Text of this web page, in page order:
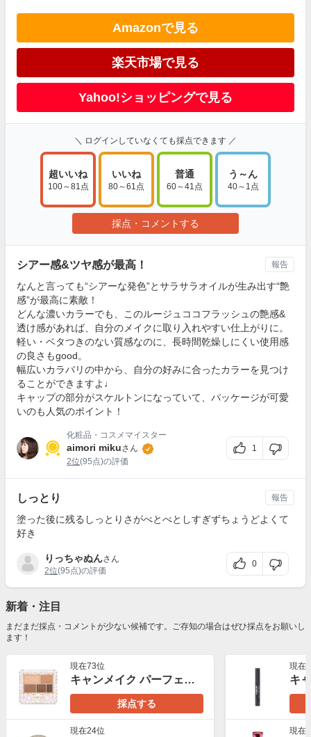
Amazonで見る
楽天市場で見る
Yahoo!ショッピングで見る
＼ ログインしていなくても採点できます ／
超いいね
100～81点
いいね
80～61点
普通
60～41点
う～ん
40～1点
採点・コメントする
シアー感&ツヤ感が最高！
なんと言っても“シアーな発色”とサラサラオイルが生み出す“艶
感”が最高に素敵！
どんな濃いカラーでも、このルージュココフラッシュの艶感&
透け感があれば、自分のメイクに取り入れやすい仕上がりに。
軽い・ベタつきのない質感なのに、長時間乾燥しにくい使用感
の良さもgood。
幅広いカラバリの中から、自分の好みに合ったカラーを見つけ
ることができますよ♩
キャップの部分がスケルトンになっていて、パッケージが可愛
いのも人気のポイント！
化粧品・コスメマイスター
aimori mikuさん
2位(95点)の評価
1
報告
しっとり
塗った後に残るしっとりさがべとべとしすぎずちょうどよくて
好き
りっちゃぬんさん
2位(95点)の評価
0
報告
新着・注目
まだまだ採点・コメントが少ない候補です。ご存知の場合はぜひ採点をお願いし
ます！
現在73位
キャンメイク パーフェクトマルチアイズ
採点する
現在24位
現在
現在